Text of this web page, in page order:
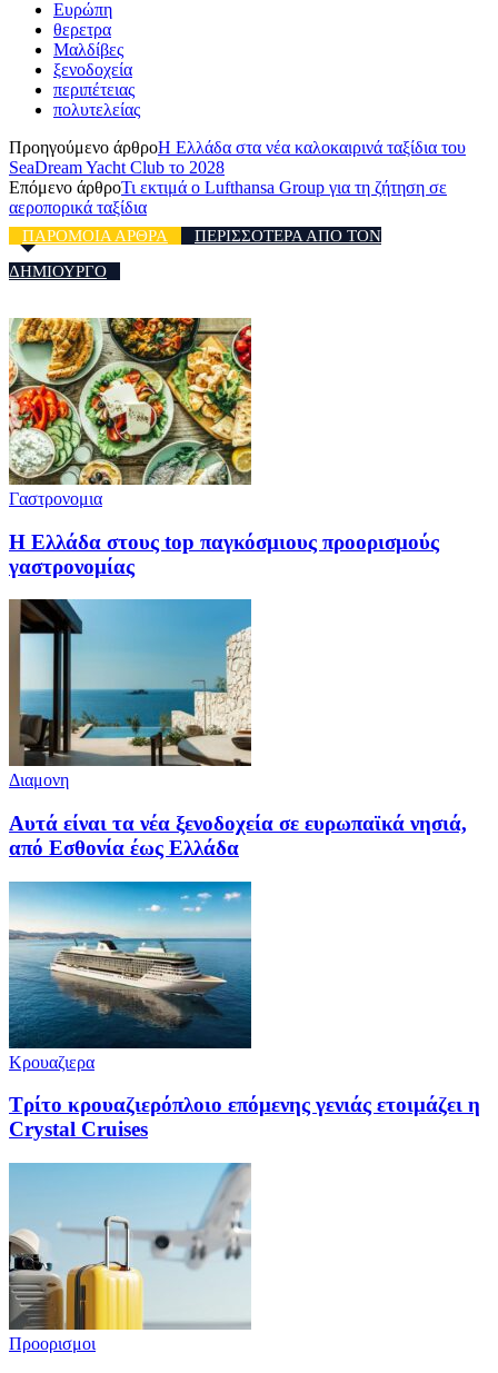
Ευρώπη
θερετρα
Μαλδίβες
ξενοδοχεία
περιπέτειας
πολυτελείας
Προηγούμενο άρθροΗ Ελλάδα στα νέα καλοκαιρινά ταξίδια του
SeaDream Yacht Club το 2028
Επόμενο άρθροΤι εκτιμά ο Lufthansa Group για τη ζήτηση σε
αεροπορικά ταξίδια
ΠΑΡΟΜΟΙΑ ΑΡΘΡΑ
ΠΕΡΙΣΣΟΤΕΡΑ ΑΠΟ ΤΟΝ
ΔΗΜΙΟΥΡΓΟ
Γαστρονομια
Η Ελλάδα στους top παγκόσμιους προορισμούς
γαστρονομίας
Διαμονη
Αυτά είναι τα νέα ξενοδοχεία σε ευρωπαϊκά νησιά,
από Εσθονία έως Ελλάδα
Κρουαζιερα
Τρίτο κρουαζιερόπλοιο επόμενης γενιάς ετοιμάζει η
Crystal Cruises
Προορισμοι